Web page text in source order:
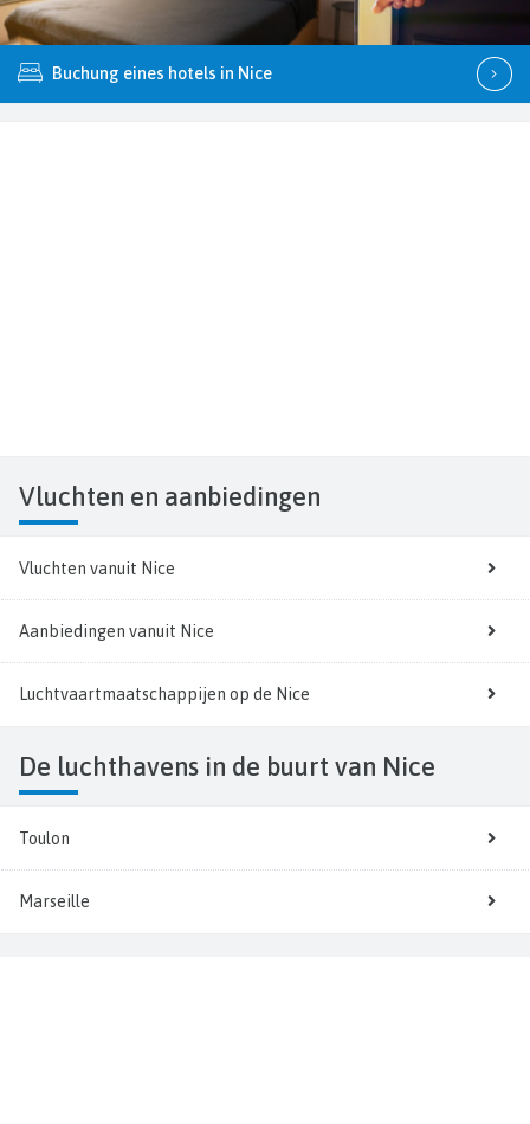
Buchung eines hotels in Nice
Vluchten en aanbiedingen
Vluchten vanuit Nice
Aanbiedingen vanuit Nice
Luchtvaartmaatschappijen op de Nice
De luchthavens in de buurt van Nice
Toulon
Marseille